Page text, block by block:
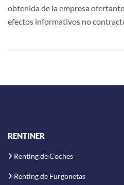
obtenida de la empresa
efectos informativos no
RENTINER
Renting de Coches
Renting de Furgonetas